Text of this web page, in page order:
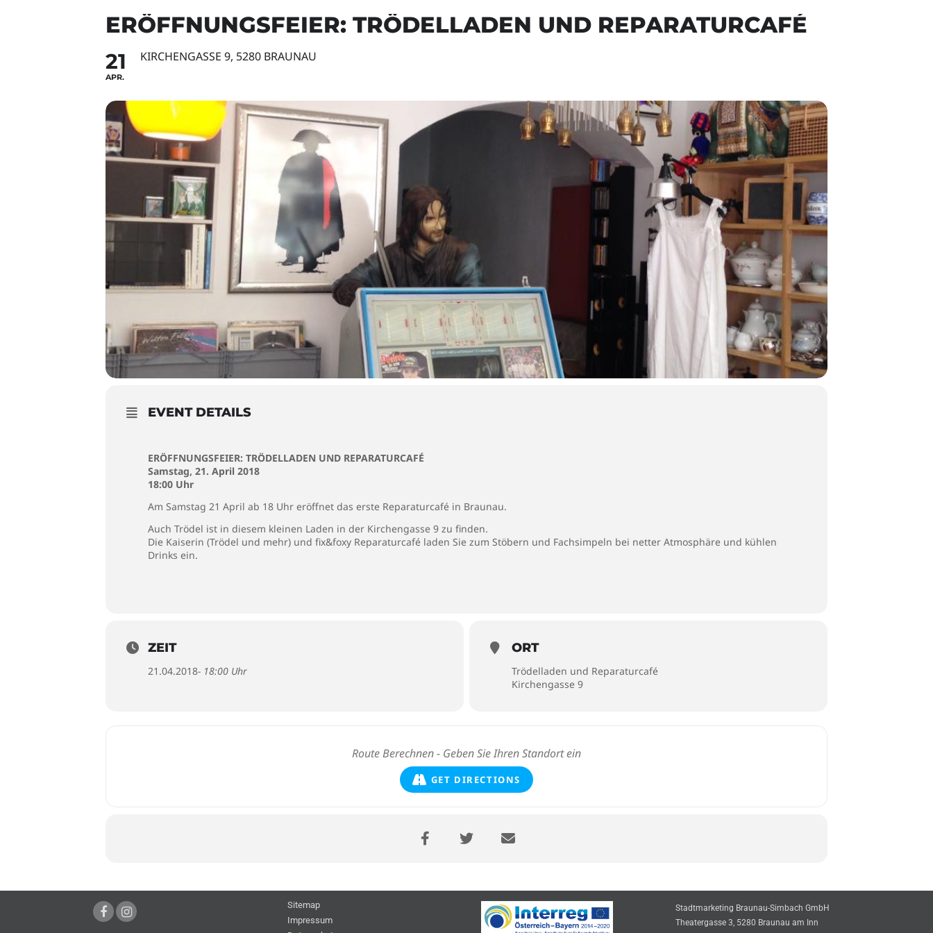
ERÖFFNUNGSFEIER: TRÖDELLADEN UND REPARATURCAFÉ
21
APR.
KIRCHENGASSE 9, 5280 BRAUNAU
EVENT DETAILS
ERÖFFNUNGSFEIER: TRÖDELLADEN UND REPARATURCAFÉ
Samstag, 21. April 2018
18:00 Uhr
Am Samstag 21 April ab 18 Uhr eröffnet das erste Reparaturcafé in Braunau.
Auch Trödel ist in diesem kleinen Laden in der Kirchengasse 9 zu finden.
Die Kaiserin (Trödel und mehr) und fix&foxy Reparaturcafé laden Sie zum Stöbern und Fachsimpeln bei netter Atmosphäre und kühlen
Drinks ein.
ZEIT
21.04.2018- 18:00 Uhr
ORT
Trödelladen und Reparaturcafé
Kirchengasse 9
GET DIRECTIONS
Sitemap
Impressum
Stadtmarketing Braunau-Simbach GmbH
Theatergasse 3, 5280 Braunau am Inn